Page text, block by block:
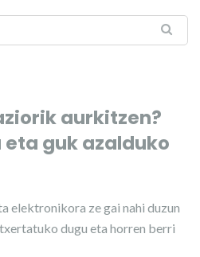
aurkitzen?
guk azalduko
elektronikora ze gai nahi duzun
dugu eta horren berri